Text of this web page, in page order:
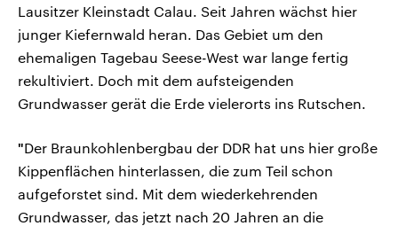
Lausitzer Kleinstadt Calau. Seit Jahren wächst hier
junger Kiefernwald heran. Das Gebiet um den
ehemaligen Tagebau Seese-West war lange fertig
rekultiviert. Doch mit dem aufsteigenden
Grundwasser gerät die Erde vielerorts ins Rutschen.
"Der Braunkohlenbergbau der DDR hat uns hier große
Kippenflächen hinterlassen, die zum Teil schon
aufgeforstet sind. Mit dem wiederkehrenden
Grundwasser, das jetzt nach 20 Jahren an die